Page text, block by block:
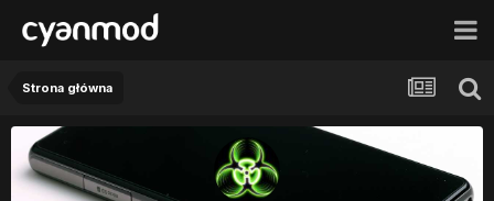
Strona główna